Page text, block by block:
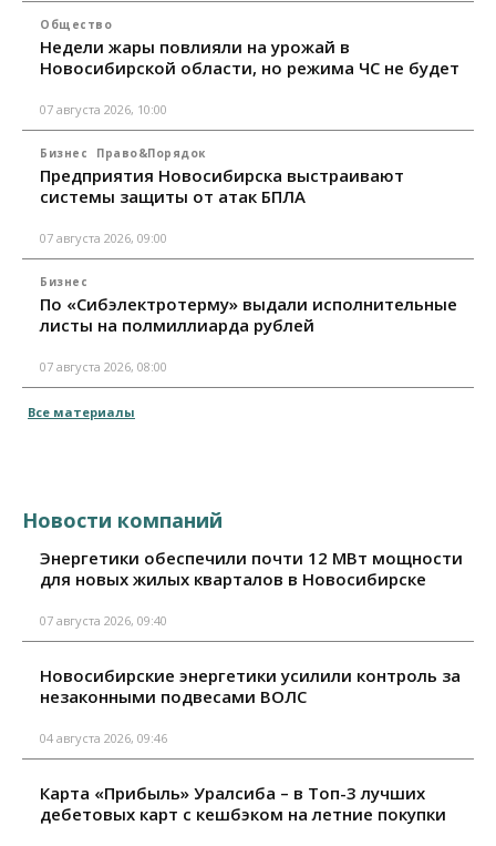
Общество
Недели жары повлияли на урожай в
Новосибирской области, но режима ЧС не будет
07 августа 2026, 10:00
Бизнес Право&Порядок
Предприятия Новосибирска выстраивают
системы защиты от атак БПЛА
07 августа 2026, 09:00
Бизнес
По «Сибэлектротерму» выдали исполнительные
листы на полмиллиарда рублей
07 августа 2026, 08:00
Все материалы
Новости компаний
Энергетики обеспечили почти 12 МВт мощности
для новых жилых кварталов в Новосибирске
07 августа 2026, 09:40
Новосибирские энергетики усилили контроль за
незаконными подвесами ВОЛС
04 августа 2026, 09:46
Карта «Прибыль» Уралсиба – в Топ-3 лучших
дебетовых карт с кешбэком на летние покупки